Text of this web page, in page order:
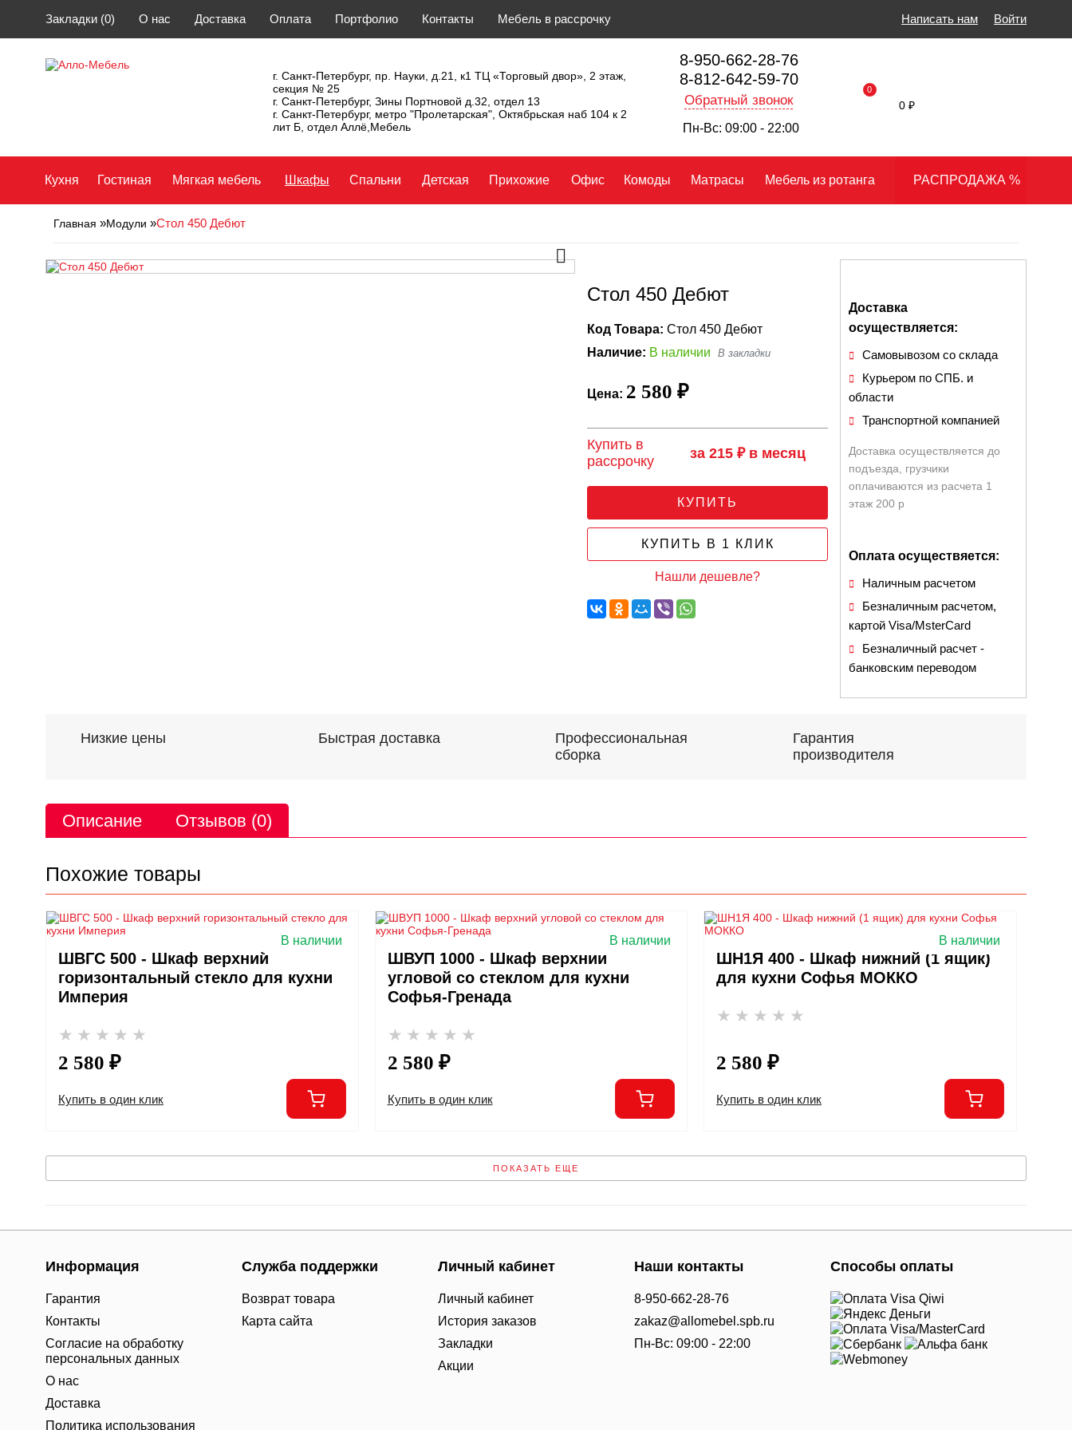
Закладки (0) О нас Доставка Оплата Портфолио Контакты Мебель в рассрочку Написать нам Войти
г. Санкт-Петербург, пр. Науки, д.21, к1 ТЦ «Торговый двор», 2 этаж,
секция № 25
г. Санкт-Петербург, Зины Портновой д.32, отдел 13
г. Санкт-Петербург, метро "Пролетарская", Октябрьская наб 104 к 2
лит Б, отдел Аллё,Мебель
8-950-662-28-76
8-812-642-59-70
Обратный звонок
Пн-Вс: 09:00 - 22:00
0
0 ₽
Кухня Гостиная Мягкая мебель Шкафы Спальни Детская Прихожие Офис Комоды Матрасы Мебель из ротанга РАСПРОДАЖА %
Главная »Модули »Стол 450 Дебют
Стол 450 Дебют
Код Товара: Стол 450 Дебют
Наличие: В наличии
Цена: 2 580 ₽
Купить в
рассрочку
за 215 ₽ в месяц
КУПИТЬ
КУПИТЬ В 1 КЛИК
Нашли дешевле?
Доставка
осуществляется:
Самовывозом со склада
Курьером по СПБ. и
области
Транспортной компанией
Доставка осуществляется до
подъезда, грузчики
оплачиваются из расчета 1
этаж 200 р
Оплата осуществяется:
Наличным расчетом
Безналичным расчетом,
картой Visa/MsterCard
Безналичный расчет -
банковским переводом
Низкие цены Быстрая доставка
Профессиональная
сборка
Гарантия
производителя
Описание Отзывов (0)
Похожие товары
В наличии
ШВГС 500 - Шкаф верхний
горизонтальный стекло для кухни
Империя
2 580 ₽
Купить в один клик
В наличии
ШВУП 1000 - Шкаф верхний
угловой со стеклом для кухни
Софья-Гренада
2 580 ₽
Купить в один клик
В наличии
ШН1Я 400 - Шкаф нижний (1 ящик)
для кухни Софья МОККО
2 580 ₽
Купить в один клик
ПОКАЗАТЬ ЕЩЕ
Информация
Гарантия
Контакты
Согласие на обработку
персональных данных
О нас
Доставка
Политика использования
Служба поддержки
Возврат товара
Карта сайта
Личный кабинет
Личный кабинет
История заказов
Закладки
Акции
Наши контакты
8-950-662-28-76
zakaz@allomebel.spb.ru
Пн-Вс: 09:00 - 22:00
Способы оплаты